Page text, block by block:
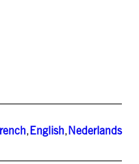
,English,Nederlands